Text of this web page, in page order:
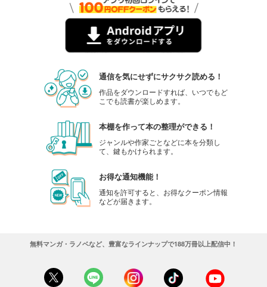
通信を気にせずにサクサク読める！
作品をダウンロードすれば、いつでもど
こでも読書が楽しめます。
本棚を作って本の整理ができる！
ジャンルや作家ごとなどに本を分類し
て、鍵もかけられます。
お得な通知機能！
通知を許可すると、お得なクーポン情報
などが届きます。
無料マンガ・ラノベなど、豊富なラインナップで188万冊以上配信中！